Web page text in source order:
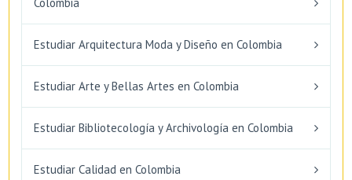
Estudiar Arquitectura Moda y Diseño en Colombia
Estudiar Arte y Bellas Artes en Colombia
Estudiar Bibliotecología y Archivología en Colombia
Estudiar Calidad en Colombia